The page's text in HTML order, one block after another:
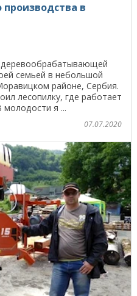
в
семьей в небольшой
районе, Сербия.
лесопилку, где работает
я ...
07.07.2020